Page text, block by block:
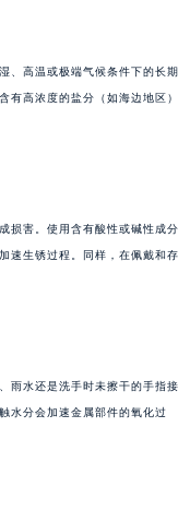
、高温或极端气候条件下的长期
有高浓度的盐分（如海边地区）
损害。使用含有酸性或碱性成分
速生锈过程。同样，在佩戴和存
雨水还是洗手时未擦干的手指接
水分会加速金属部件的氧化过